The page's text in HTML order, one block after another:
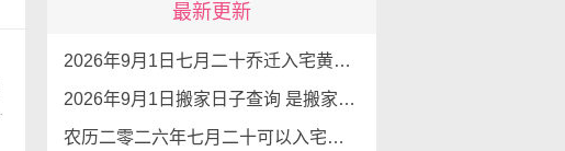
最新更新
2026年9月1日七月二十乔迁入宅黄道吉日查询 是搬家吉日么
2026年9月1日搬家日子查询 是搬家好日子么
农历二零二六年七月二十可以入宅吗 2026年9月1日本日入宅吉利么